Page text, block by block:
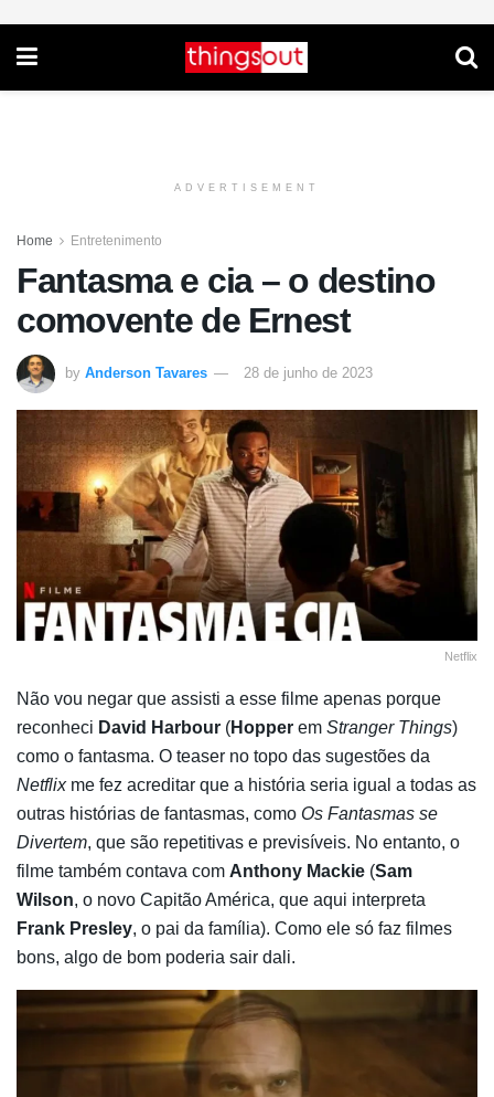
ADVERTISEMENT
Home Entretenimento
Fantasma e cia – o destino
comovente de Ernest
by Anderson Tavares 28 de junho de 2023
Netflix
Não vou negar que assisti a esse filme apenas porque
reconheci David Harbour (Hopper em Stranger Things)
como o fantasma. O teaser no topo das sugestões da
Netflixme fez acreditar que a história seria igual a todas as
outras histórias de fantasmas, como Os Fantasmas se
Divertem, que são repetitivas e previsíveis. No entanto, o
filme também contava com Anthony Mackie (Sam
Wilson, o novo Capitão América, que aqui interpreta
Frank Presley, o pai da família). Como ele só faz filmes
bons, algo de bom poderia sair dali.